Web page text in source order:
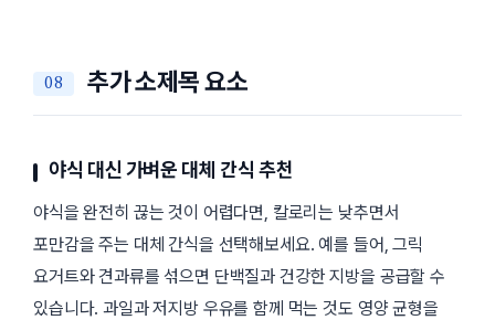
추가 소제목 요소
야식 대신 가벼운 대체 간식 추천
야식을 완전히 끊는 것이 어렵다면, 칼로리는 낮추면서
포만감을 주는 대체 간식을 선택해보세요. 예를 들어, 그릭
요거트와 견과류를 섞으면 단백질과 건강한 지방을 공급할 수
있습니다. 과일과 저지방 우유를 함께 먹는 것도 영양 균형을